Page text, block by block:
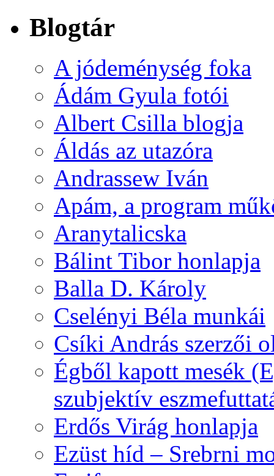
Blogtár
A jódeménység foka
Ádám Gyula fotói
Albert Csilla blogja
Áldás az utazóra
Andrassew Iván
Apám, a program
Aranytalicska
Bálint Tibor honlapja
Balla D. Károly
Cselényi Béla munkái
Csíki András szerzői
Égből kapott mesék
szubjektív
Erdős Virág honlapja
Ezüst híd – Srebrni